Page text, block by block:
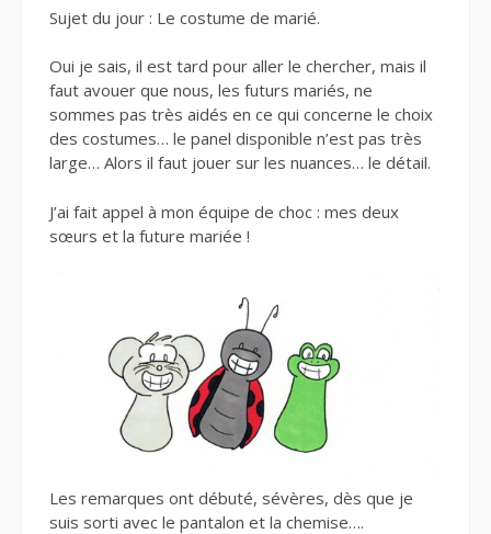
Sujet du jour : Le costume de marié.
Oui je sais, il est tard pour aller le chercher, mais il
faut avouer que nous, les futurs mariés, ne
sommes pas très aidés en ce qui concerne le choix
des costumes… le panel disponible n’est pas très
large… Alors il faut jouer sur les nuances… le détail.
J’ai fait appel à mon équipe de choc : mes deux
sœurs et la future mariée !
Les remarques ont débuté, sévères, dès que je
suis sorti avec le pantalon et la chemise….